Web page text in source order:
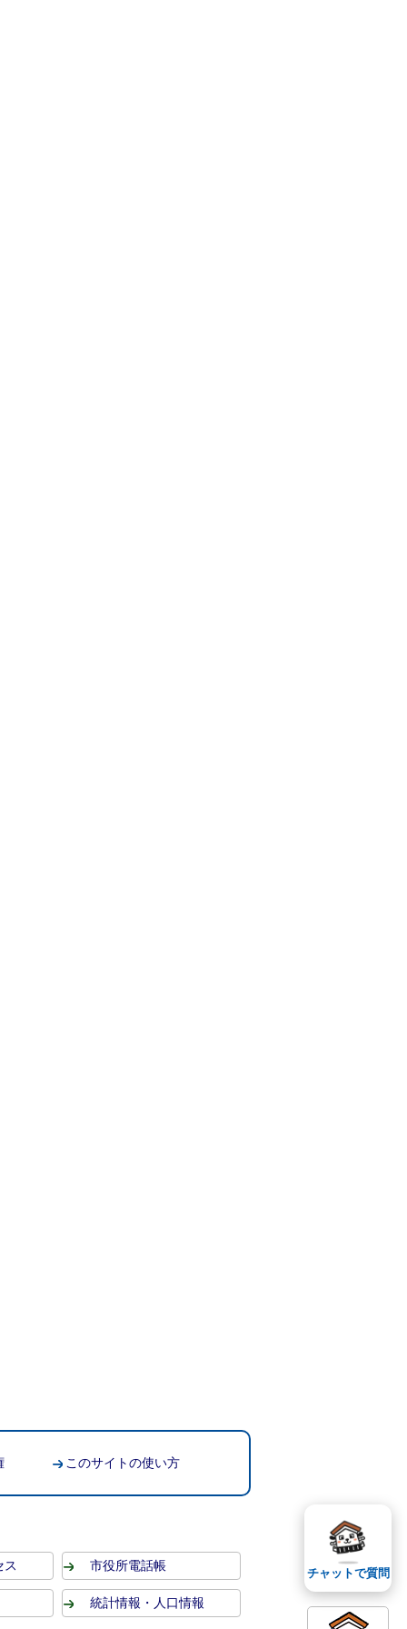
このサイトの使い方
ス 市役所電話帳
統計情報・人口情報
チャットで質問